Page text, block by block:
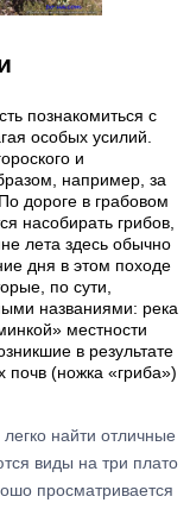
познакомиться с
особых усилий.
и
например, за
дороге в грабовом
насобирать грибов,
лета здесь обычно
дня в этом походе
по сути,
названиями: река
местности
в результате
(ножка «гриба»)
найти отличные
виды на три плато
просматривается